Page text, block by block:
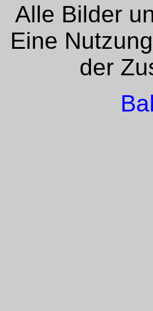
Alle Bilder
Eine
der